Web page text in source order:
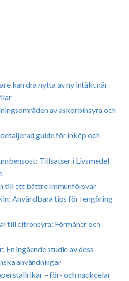
kan dra nytta av ny intäkt när
av askorbinsyra och
guide för inköp och
Tillsatser i Livsmedel
till ett bättre Immunförsvar
Användbara tips för rengöring
till citronsyra: Förmåner och
En ingående studie av dess
användningar
– för- och nackdelar